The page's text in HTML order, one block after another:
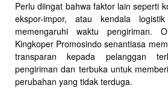
Perlu diingat bahwa faktor lain seperti
ekspor-impor, atau kendala
memengaruhi waktu pengiriman.
Kingkoper Promosindo senantiasa
transparan kepada pelanggan
pengiriman dan terbuka untuk
perubahan yang tidak terduga.